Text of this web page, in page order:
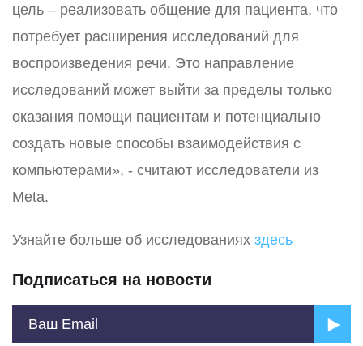
цель – реализовать общение для пациента, что
потребует расширения исследований для
воспроизведения речи. Это направление
исследований может выйти за пределы только
оказания помощи пациентам и потенциально
создать новые способы взаимодействия с
компьютерами», - считают исследователи из
Meta.
Узнайте больше об исследованиях здесь
Подписаться на новости